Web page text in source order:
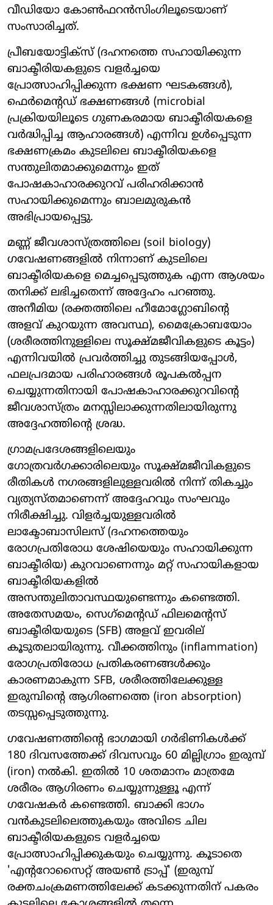
വീഡിയോ കോൺഫറൻസിംഗിലൂടെയാണ്
സംസാരിച്ചത്.
പ്രീബയോട്ടിക്സ് (ദഹനത്തെ സഹായിക്കുന്ന
ബാക്ടീരിയകളുടെ വളർച്ചയെ
പ്രോത്സാഹിപ്പിക്കുന്ന ഭക്ഷണ ഘടകങ്ങൾ),
ഫെർമെന്റഡ് ഭക്ഷണങ്ങൾ (microbial
പ്രക്രിയയിലൂടെ ഗുണകരമായ ബാക്ടീരിയകളെ
വർദ്ധിപ്പിച്ച ആഹാരങ്ങൾ) എന്നിവ ഉൾപ്പെടുന്ന
ഭക്ഷണക്രമം കുടലിലെ ബാക്ടീരിയകളെ
സന്തുലിതമാക്കുമെന്നും ഇത്
പോഷകാഹാരക്കുറവ് പരിഹരിക്കാൻ
സഹായിക്കുമെന്നും ബാലമുരുകൻ
അഭിപ്രായപ്പെട്ടു.
മണ്ണ് ജീവശാസ്ത്രത്തിലെ (soil biology)
ഗവേഷണങ്ങളിൽ നിന്നാണ് കുടലിലെ
ബാക്ടീരിയകളെ മെച്ചപ്പെടുത്തുക എന്ന ആശയം
തനിക്ക് ലഭിച്ചതെന്ന് അദ്ദേഹം പറഞ്ഞു.
അനീമിയ (രക്തത്തിലെ ഹീമോഗ്ലോബിന്റെ
അളവ് കുറയുന്ന അവസ്ഥ), മൈക്രോബയോം
(ശരീരത്തിനുള്ളിലെ സൂക്ഷ്മജീവികളുടെ കൂട്ടം)
എന്നിവയിൽ പ്രവർത്തിച്ചു തുടങ്ങിയപ്പോൾ,
ഫലപ്രദമായ പരിഹാരങ്ങൾ രൂപകൽപ്പന
ചെയ്യുന്നതിനായി പോഷകാഹാരക്കുറവിന്റെ
ജീവശാസ്ത്രം മനസ്സിലാക്കുന്നതിലായിരുന്നു
അദ്ദേഹത്തിന്റെ ശ്രദ്ധ.
ഗ്രാമപ്രദേശങ്ങളിലെയും
ഗോത്രവർഗക്കാരിലെയും സൂക്ഷ്മജീവികളുടെ
രീതികൾ നഗരങ്ങളിലുള്ളവരിൽ നിന്ന് തികച്ചും
വ്യത്യസ്തമാണെന്ന് അദ്ദേഹവും സംഘവും
നിരീക്ഷിച്ചു. വിളർച്ചയുള്ളവരിൽ
ലാക്ടോബാസിലസ് (ദഹനത്തെയും
രോഗപ്രതിരോധ ശേഷിയെയും സഹായിക്കുന്ന
ബാക്ടീരിയ) കുറവാണെന്നും മറ്റ് സഹായികളായ
ബാക്ടീരിയകളിൽ
അസന്തുലിതാവസ്ഥയുണ്ടെന്നും കണ്ടെത്തി.
അതേസമയം, സെഗ്‌മെന്റഡ് ഫിലമെന്റസ്
ബാക്ടീരിയയുടെ (SFB) അളവ് ഇവരില്
കൂടുതലായിരുന്നു. വീക്കത്തിനും (inflammation)
രോഗപ്രതിരോധ പ്രതികരണങ്ങൾക്കും
കാരണമാകുന്ന SFB, ശരീരത്തിലേക്കുള്ള
ഇരുമ്പിന്റെ ആഗിരണത്തെ (iron absorption)
തടസ്സപ്പെടുത്തുന്നു.
ഗവേഷണത്തിന്റെ ഭാഗമായി ഗർഭിണികൾക്ക്
180 ദിവസത്തേക്ക് ദിവസവും 60 മില്ലിഗ്രാം ഇരുമ്പ്
(iron) നൽകി. ഇതിൽ 10 ശതമാനം മാത്രമേ
ശരീരം ആഗിരണം ചെയ്യുന്നുള്ളൂ എന്ന്
ഗവേഷകർ കണ്ടെത്തി. ബാക്കി ഭാഗം
വൻകുടലിലെത്തുകയും അവിടെ ചില
ബാക്ടീരിയകളുടെ വളർച്ചയെ
പ്രോത്സാഹിപ്പിക്കുകയും ചെയ്യുന്നു. കൂടാതെ
'എന്ററോസൈറ്റ് അയൺ ട്രാപ്പ്' (ഇരുമ്പ്
രക്തചംക്രമണത്തിലേക്ക് കടക്കുന്നതിന് പകരം